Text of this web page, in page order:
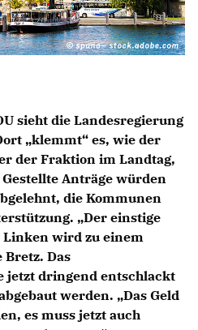
sieht die Landesregierung
„klemmt“ es, wie der
der Fraktion im Landtag,
Anträge würden
die Kommunen
„Der einstige
wird zu einem
Das
jetzt dringend entschlackt
werden. „Das Geld
es muss jetzt auch